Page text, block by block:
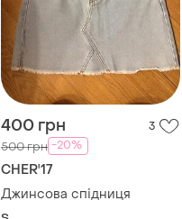
400 грн 3
500 грн -20%
CHER'17
Джинсова спідниця